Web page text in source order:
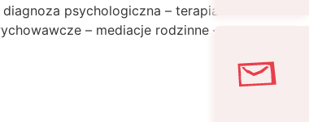
psychologiczna – terapia
– mediacje rodzinne –